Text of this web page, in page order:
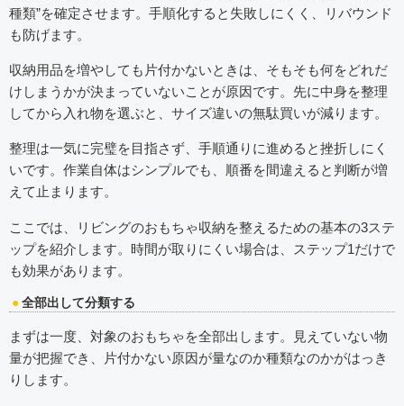
種類”を確定させます。手順化すると失敗しにくく、リバウンド
も防げます。
収納用品を増やしても片付かないときは、そもそも何をどれだ
けしまうかが決まっていないことが原因です。先に中身を整理
してから入れ物を選ぶと、サイズ違いの無駄買いが減ります。
整理は一気に完璧を目指さず、手順通りに進めると挫折しにく
いです。作業自体はシンプルでも、順番を間違えると判断が増
えて止まります。
ここでは、リビングのおもちゃ収納を整えるための基本の3ステ
ップを紹介します。時間が取りにくい場合は、ステップ1だけで
も効果があります。
全部出して分類する
まずは一度、対象のおもちゃを全部出します。見えていない物
量が把握でき、片付かない原因が量なのか種類なのかがはっき
りします。